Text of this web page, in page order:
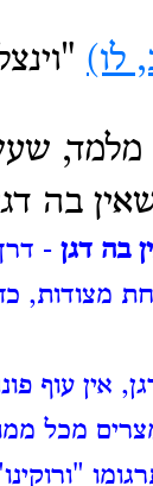
לו)
מלמד,
בה
בה דגן -
מצודות,
אין עוף
מכל